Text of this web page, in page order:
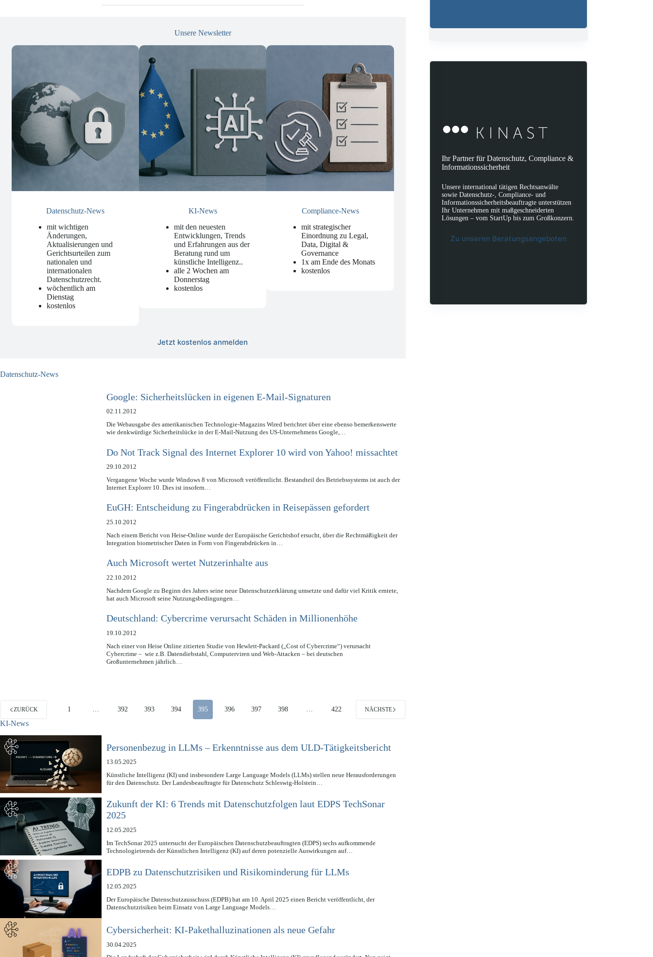
Unsere Newsletter
Datenschutz-News
mit wichtigen
Änderungen,
Aktualisierungen und
Gerichtsurteilen zum
nationalen und
internationalen
Datenschutzrecht.
wöchentlich am
Dienstag
kostenlos
KI-News
mit den neuesten
Entwicklungen, Trends
und Erfahrungen aus der
Beratung rund um
künstliche Intelligenz..
alle 2 Wochen am
Donnerstag
kostenlos
Compliance-News
mit strategischer
Einordnung zu Legal,
Data, Digital &
Governance
1x am Ende des Monats
kostenlos
Jetzt kostenlos anmelden
Datenschutz-News
Google: Sicherheitslücken in eigenen E-Mail-Signaturen
02.11.2012
Die Webausgabe des amerikanischen Technologie-Magazins Wired berichtet über eine ebenso bemerkenswerte
wie denkwürdige Sicherheitslücke in der E-Mail-Nutzung des US-Unternehmens Google,…
Do Not Track Signal des Internet Explorer 10 wird von Yahoo! missachtet
29.10.2012
Vergangene Woche wurde Windows 8 von Microsoft veröffentlicht. Bestandteil des Betriebssystems ist auch der
Internet Explorer 10. Dies ist insofern…
EuGH: Entscheidung zu Fingerabdrücken in Reisepässen gefordert
25.10.2012
Nach einem Bericht von Heise-Online wurde der Europäische Gerichtshof ersucht, über die Rechtmäßigkeit der
Integration biometrischer Daten in Form von Fingerabdrücken in…
Auch Microsoft wertet Nutzerinhalte aus
22.10.2012
Nachdem Google zu Beginn des Jahres seine neue Datenschutzerklärung umsetzte und dafür viel Kritik erntete,
hat auch Microsoft seine Nutzungsbedingungen…
Deutschland: Cybercrime verursacht Schäden in Millionenhöhe
19.10.2012
Nach einer von Heise Online zitierten Studie von Hewlett-Packard („Cost of Cybercrime“) verursacht
Cybercrime – wie z.B. Datendiebstahl, Computerviren und Web-Attacken – bei deutschen
Großunternehmen jährlich…
ZURÜCK 1 … 392 393 394 395 396 397 398 … 422 NÄCHSTE
KI-News
Personenbezug in LLMs – Erkenntnisse aus dem ULD-Tätigkeitsbericht
13.05.2025
Künstliche Intelligenz (KI) und insbesondere Large Language Models (LLMs) stellen neue Herausforderungen
für den Datenschutz. Der Landesbeauftragte für Datenschutz Schleswig-Holstein…
Zukunft der KI: 6 Trends mit Datenschutzfolgen laut EDPS TechSonar
2025
12.05.2025
Im TechSonar 2025 untersucht der Europäischen Datenschutzbeauftragten (EDPS) sechs aufkommende
Technologietrends der Künstlichen Intelligenz (KI) auf deren potenzielle Auswirkungen auf…
EDPB zu Datenschutzrisiken und Risikominderung für LLMs
12.05.2025
Der Europäische Datenschutzausschuss (EDPB) hat am 10. April 2025 einen Bericht veröffentlicht, der
Datenschutzrisiken beim Einsatz von Large Language Models…
Cybersicherheit: KI-Pakethalluzinationen als neue Gefahr
30.04.2025
Ihr Partner für Datenschutz, Compliance &
Informationssicherheit
Unsere international tätigen Rechtsanwälte
sowie Datenschutz-, Compliance- und
Informationssicherheitsbeauftragte unterstützen
Ihr Unternehmen mit maßgeschneiderten
Lösungen – vom StartUp bis zum Großkonzern.
Zu unseren Beratungsangeboten